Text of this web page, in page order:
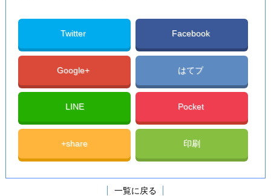
Twitter Facebook
Google+ はてブ
LINE Pocket
+share 印刷
一覧に戻る